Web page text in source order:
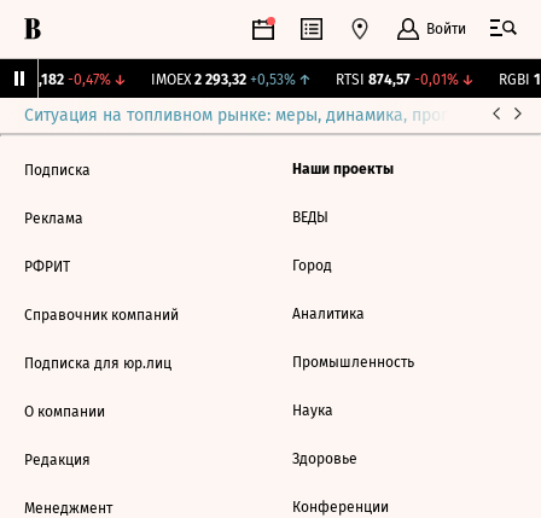
Войти
12,182 -0,47%↓ IMOEX 2 293,32 +0,53%↑ RTSI 874,57 -0,01%↓ RGBI
Ситуация на топливном рынке: меры, динамика, прогнозы
Подписка
Реклама
РФРИТ
Справочник компаний
Подписка для юр.лиц
О компании
Редакция
Менеджмент
Наши проекты
ВЕДЫ
Город
Аналитика
Промышленность
Наука
Здоровье
Конференции